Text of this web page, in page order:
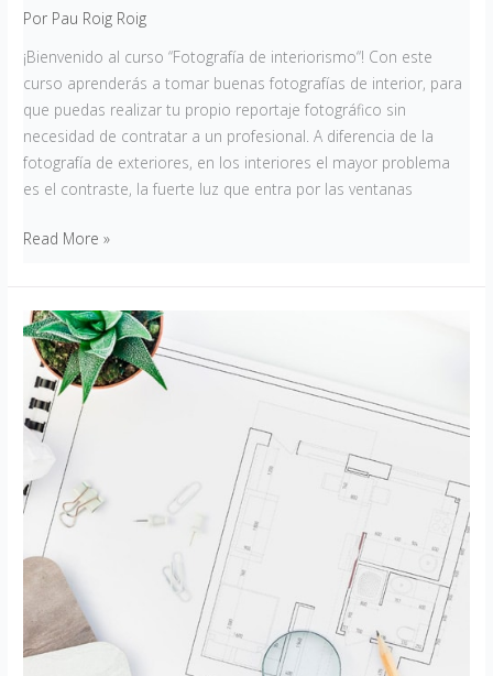
Por Pau Roig Roig
¡Bienvenido al curso “Fotografía de interiorismo“! Con este
curso aprenderás a tomar buenas fotografías de interior, para
que puedas realizar tu propio reportaje fotográfico sin
necesidad de contratar a un profesional. A diferencia de la
fotografía de exteriores, en los interiores el mayor problema
es el contraste, la fuerte luz que entra por las ventanas
Read More »
Autocad
Básico